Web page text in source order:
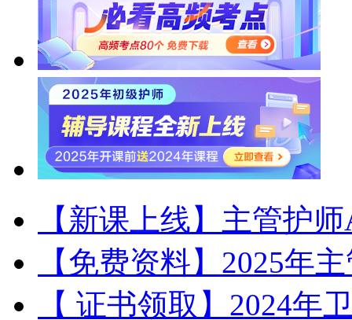
【新课上线】主管护
【免费资料】2025年
【 证书领取】2024年